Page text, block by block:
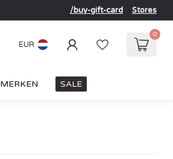
/buy-gift-card Stores
EUR
0
MERKEN SALE